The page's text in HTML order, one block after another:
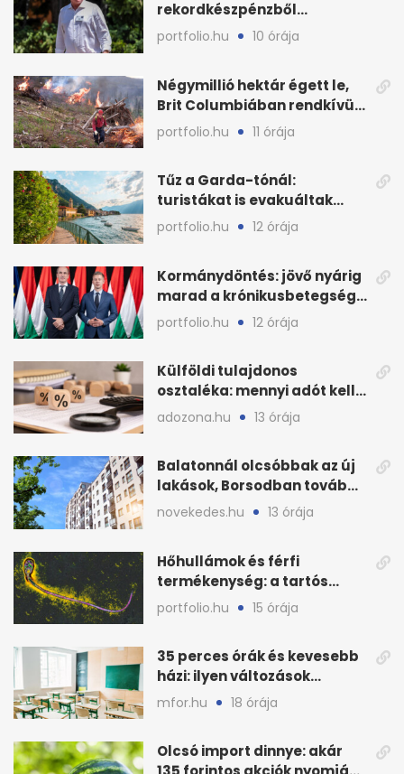
rekordkészpénzből
techrészvényekre költöttek
milliárdokat
portfolio.hu 10 órája
Négymillió hektár égett le,
Brit Columbiában rendkívüli
állapot
portfolio.hu 11 órája
Tűz a Garda-tónál:
turistákat is evakuáltak
Tignale térségéből
portfolio.hu 12 órája
Kormánydöntés: jövő nyárig
marad a krónikusbetegség-
menedzsment
portfolio.hu 12 órája
Külföldi tulajdonos
osztaléka: mennyi adót kell
levonni 2026-ban?
adozona.hu 13 órája
Balatonnál olcsóbbak az új
lakások, Borsodban tovább
drágulnak
novekedes.hu 13 órája
Hőhullámok és férfi
termékenység: a tartós
hőstressz kimutathatóan
ront
portfolio.hu 15 órája
35 perces órák és kevesebb
házi: ilyen változások
jöhetnek az iskolákban
mfor.hu 18 órája
Olcsó import dinnye: akár